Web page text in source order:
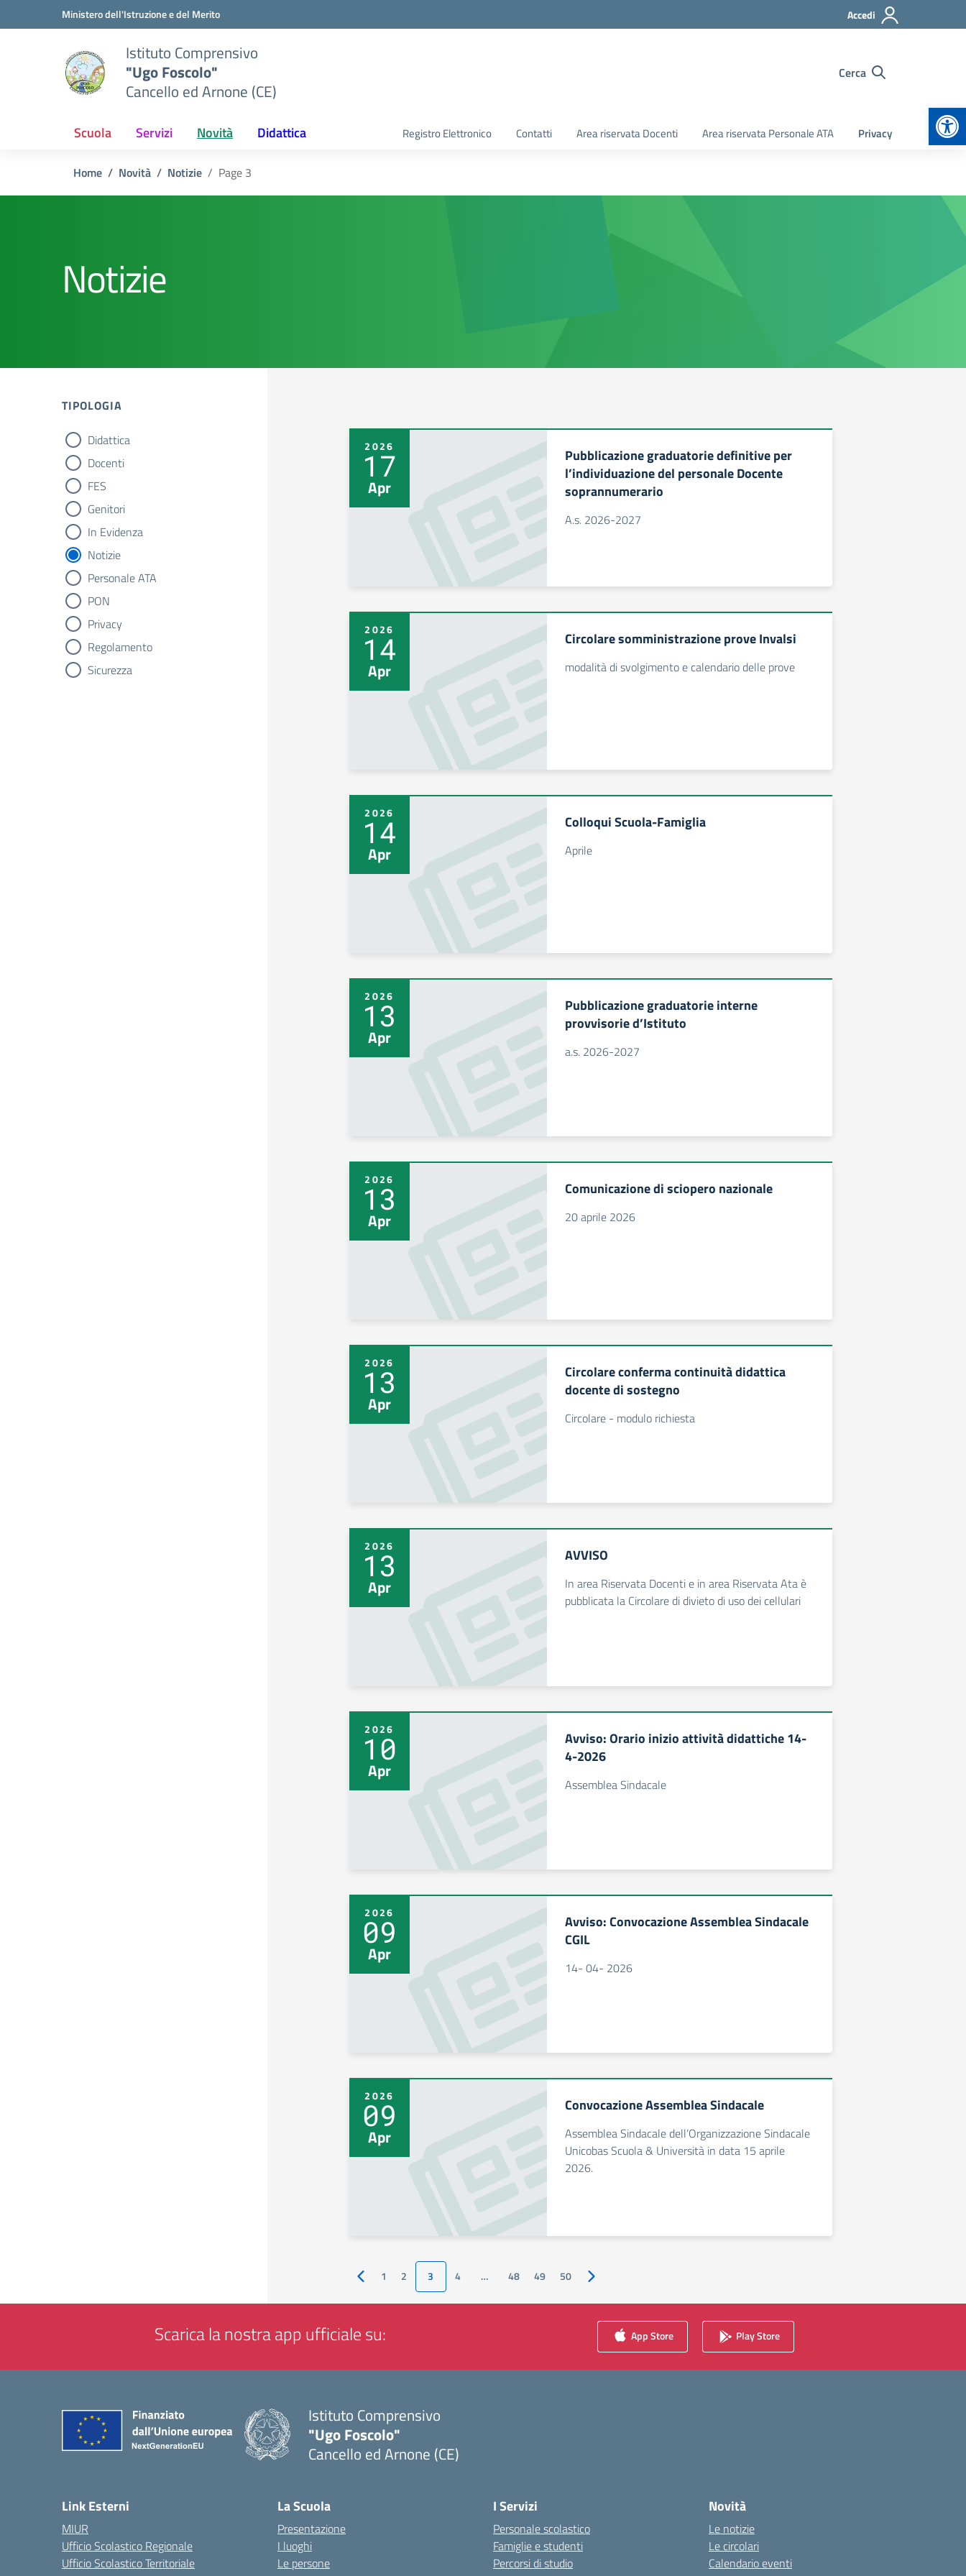
Vai ai contenuti
Vai al menu di navigazioneMinistero dell'Istruzione e del Merito Accedi
Istituto Comprensivo
"Ugo Foscolo"
Cancello ed Arnone (CE)
Cerca
Scuola Servizi Novità Didattica Registro Elettronico Contatti Area riservata Docenti Area riservata Personale ATA Privacy
Home Novità Notizie Page 3
Notizie
TIPOLOGIA
tipologia di articoli
Didattica
Docenti
FES
Genitori
In Evidenza
Notizie
Personale ATA
PON
Privacy
Regolamento
Sicurezza
2026
17
Apr
Pubblicazione graduatorie definitive per
l’individuazione del personale Docente
soprannumerario
A.s. 2026-2027
2026
14
Apr
Circolare somministrazione prove Invalsi
modalità di svolgimento e calendario delle prove
2026
14
Apr
Colloqui Scuola-Famiglia
Aprile
2026
13
Apr
Pubblicazione graduatorie interne
provvisorie d’Istituto
a.s. 2026-2027
2026
13
Apr
Comunicazione di sciopero nazionale
20 aprile 2026
2026
13
Apr
Circolare conferma continuità didattica
docente di sostegno
Circolare - modulo richiesta
2026
13
Apr
AVVISO
In area Riservata Docenti e in area Riservata Ata è
pubblicata la Circolare di divieto di uso dei cellulari
2026
10
Apr
Avviso: Orario inizio attività didattiche 14-
4-2026
Assemblea Sindacale
2026
09
Apr
Avviso: Convocazione Assemblea Sindacale
CGIL
14- 04- 2026
2026
09
Apr
Convocazione Assemblea Sindacale
Assemblea Sindacale dell’Organizzazione Sindacale
Unicobas Scuola & Università in data 15 aprile
2026.
Pagina precedente
1 2 3 4 … 48 49 50 Pagina successiva
Scarica la nostra app ufficiale su: App Store Play Store
Istituto Comprensivo
"Ugo Foscolo"
Cancello ed Arnone (CE)
Link Esterni
MIUR
Ufficio Scolastico Regionale
Ufficio Scolastico Territoriale
La Scuola
Presentazione
I luoghi
Le persone
I Servizi
Personale scolastico
Famiglie e studenti
Percorsi di studio
Novità
Le notizie
Le circolari
Calendario eventi